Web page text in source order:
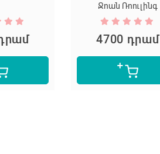
Ջոան Ռոուլինգ
4700 դրամ